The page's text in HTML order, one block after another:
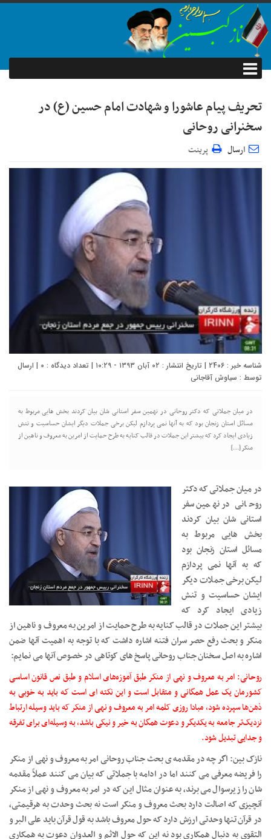
تحریف پیام عاشورا و شهادت امام حسین (ع) در
سخنرانی روحانی
ارسال پرینت
شناسه خبر : 2406 | تاریخ انتشار : ۰۲ آبان ۱۳۹۳ - ۱۰:۲۹ | تعداد دیدگاه : ۰ | ارسال
توسط : سیاوش آقاجانی
در میان جملاتی که دکتر روحانی در نهمین سفر استانی شان بیان کردند بخش هایی مربوط به
مسائل استان زنجان بود که به آنها نمی پردازم لیکن برخی جملات دیگر ایشان حساسیت و تنش
زیادی ایجاد کرد که بیشتر این جملات در قالب کنایه به طرح حمایت از امرین به معروف و ناهین از
منکر […]
در میان جملاتی که دکتر
روحانی در نهمین سفر
استانی شان بیان کردند
بخش هایی مربوط به
مسائل استان زنجان بود
که به آنها نمی پردازم
لیکن برخی جملات دیگر
ایشان حساسیت و تنش
زیادی ایجاد کرد که
بیشتر این جملات در قالب کنایه به طرح حمایت از امرین به معروف و ناهین از
منکر و بحث رفع حصر سران فتنه اشاره داشت که با توجه به اهمیت آنها ضمن
اشاره به اصل سخنان جناب روحانی پاسخ های کوتاهی در خصوص آنها می نمایم:
روحانی: امر به معروف و نهی از منکر طبق آموزه‌های اسلام و طبق نص قانون اساسی
کشورمان یک عمل همگانی و متقابل است و این نکته ای است که باید به خوبی به
ذهن‌ها سپرده شود، مبادا روزی کلمه امر به معروف و نهی از منکر که باید وسیله ارتباط
نزدیک‌تر جامعه به یکدیگر و دعوت همگان به خیر و نیکی باشد، به‌ وسیله‌ای برای تفرقه
و جدایی تبدیل شود.
نازک بین: اگر چه در مقدمه ی بحث جناب روحانی امر به معروف و نهی از منکر
را فریضه معرفی می کنند اما در ادامه با جملاتی که بیان می کنند عملاً مقدمه
شان را زیرسوال می برند، به عنوان مثال این که در امر به معروف و نهی از منکر
آنچیزی که اصالت دارد بحث معروف و منکر است نه بحث وحدت به هرقیمتی،
در قرآن تنها وحدتی ارزش دارد که حول معروف باشد به قول قرآن باید علی البر و
التقوی به دنبال همکاری بود نه این که حول الاثم و العدوان دعوت به همکاری